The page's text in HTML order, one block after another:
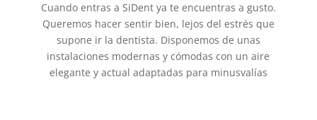
Cuando entras a SiDent ya te encuentras a gusto.
Queremos hacer sentir bien, lejos del estrés que
supone ir la dentista. Disponemos de unas
instalaciones modernas y cómodas con un aire
elegante y actual adaptadas para minusvalías